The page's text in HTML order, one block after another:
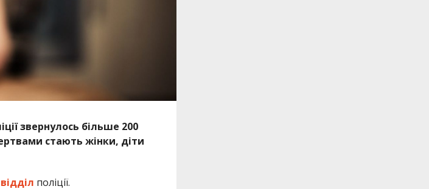
звернулось більше 200
стають жінки, діти
відділ поліції.